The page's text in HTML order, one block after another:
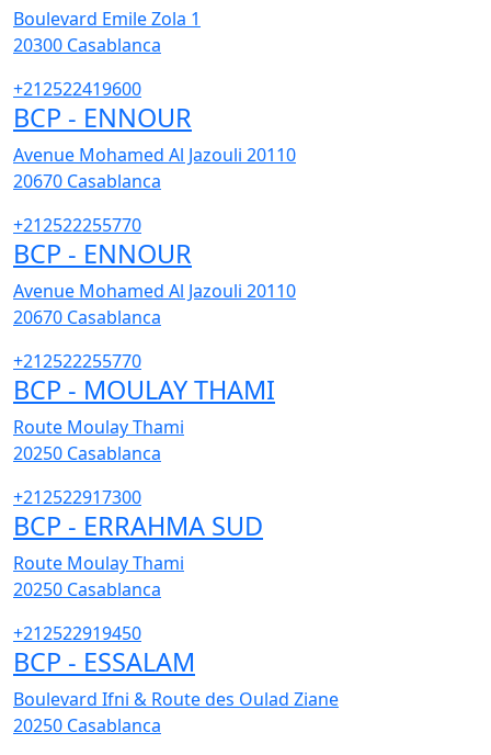
Boulevard Emile Zola 1
20300 Casablanca
+212522419600
BCP - ENNOUR
Avenue Mohamed Al Jazouli 20110
20670 Casablanca
+212522255770
BCP - ENNOUR
Avenue Mohamed Al Jazouli 20110
20670 Casablanca
+212522255770
BCP - MOULAY THAMI
Route Moulay Thami
20250 Casablanca
+212522917300
BCP - ERRAHMA SUD
Route Moulay Thami
20250 Casablanca
+212522919450
BCP - ESSALAM
Boulevard Ifni & Route des Oulad Ziane
20250 Casablanca